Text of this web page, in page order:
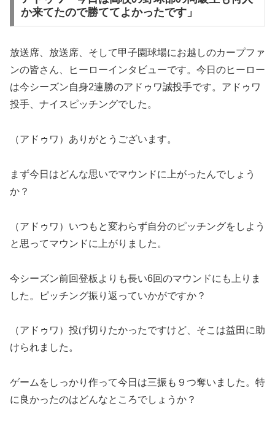
か来てたので勝ててよかったです」
放送席、放送席、そして甲子園球場にお越しのカープファ
ンの皆さん、ヒーローインタビューです。今日のヒーロー
は今シーズン自身2連勝のアドゥワ誠投手です。アドゥワ
投手、ナイスピッチングでした。
（アドゥワ）ありがとうございます。
まず今日はどんな思いでマウンドに上がったんでしょう
か？
（アドゥワ）いつもと変わらず自分のピッチングをしよう
と思ってマウンドに上がりました。
今シーズン前回登板よりも長い6回のマウンドにも上りま
した。ピッチング振り返っていかがですか？
（アドゥワ）投げ切りたかったですけど、そこは益田に助
けられました。
ゲームをしっかり作って今日は三振も９つ奪いました。特
に良かったのはどんなところでしょうか？